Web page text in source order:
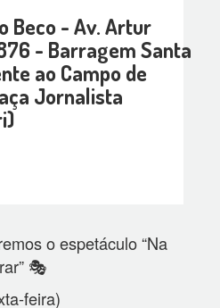
Beco - Av. Artur
- Barragem Santa
ao Campo de
Jornalista
o espetáculo “Na
🎭
feira)